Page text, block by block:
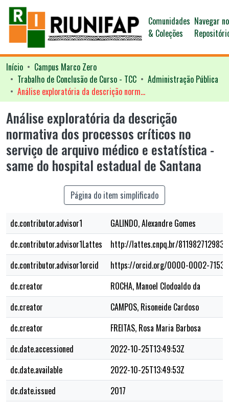
Comunidades
& Coleções
Navegar no
Início
Campus Marco Zero
Trabalho de Conclusão de Curso - TCC
Administração Pública
Análise exploratória da descrição normativa dos processos críticos no serviço de arquivo médico e estatística - same do hospital estadual de Santana
Análise exploratória da descrição
normativa dos processos críticos no
serviço de arquivo médico e estatística -
same do hospital estadual de Santana
Página do item simplificado
dc.contributor.advisor1
GALINDO, Alexandre Gomes
dc.contributor.advisor1Lattes
http://lattes.cnpq.br/
dc.contributor.advisor1orcid
https://orcid.org/0000-0002-7153-
dc.creator
ROCHA, Manoel Clodoaldo da
dc.creator
CAMPOS, Risoneide Cardoso
dc.creator
FREITAS, Rosa Maria Barbosa
dc.date.accessioned
2022-10-25T13:49:53Z
dc.date.available
2022-10-25T13:49:53Z
dc.date.issued
2017